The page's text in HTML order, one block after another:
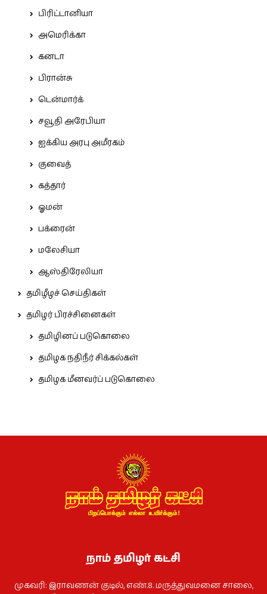
பிரிட்டானியா
அமெரிக்கா
கனடா
பிரான்சு
டென்மார்க்
சவூதி அரேபியா
ஐக்கிய அரபு அமீரகம்
குவைத்
கத்தார்
ஓமன்
பக்ரைன்
மலேசியா
ஆஸ்திரேலியா
தமிழீழச் செய்திகள்
தமிழர் பிரச்சினைகள்
தமிழினப் படுகொலை
தமிழக நதிநீர் சிக்கல்கள்
தமிழக மீனவர்ப் படுகொலை
நாம் தமிழர் கட்சி
முகவரி: இராவணன் குடில், எண்.8. மருத்துவமனை சாலை,